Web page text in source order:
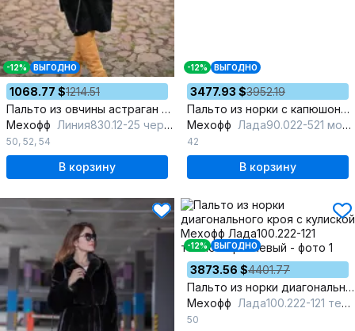
-12% ВЫГОДНО
1068.77 $1214.51
Пальто из овчины астраган двубортное с английским воротником
Мехофф Линия830.12-25 черный
50, 52, 54
В корзину
-12% ВЫГОДНО
3477.93 $3952.19
Пальто из норки с капюшоном и прорезными карманами
Мехофф Лада90.022-521 мокрый_асфальт
42
В корзину
-12% ВЫГОДНО
3873.56 $4401.77
Пальто из норки диагонального кроя с кулиской
Мехофф Лада100.222-121 темно-коричневый
50